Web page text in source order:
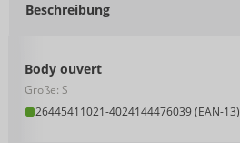
Beschreibung
Body ouvert
Größe: S
26445411021-4024144476039 (EAN-13)